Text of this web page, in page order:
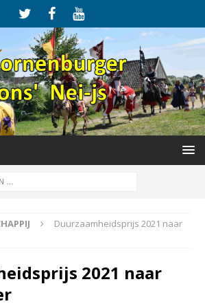
Duurzaamheidsprijs 2021 naar
2021 naar